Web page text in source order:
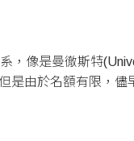
，像是曼徹斯特
是由於名額有限，儘